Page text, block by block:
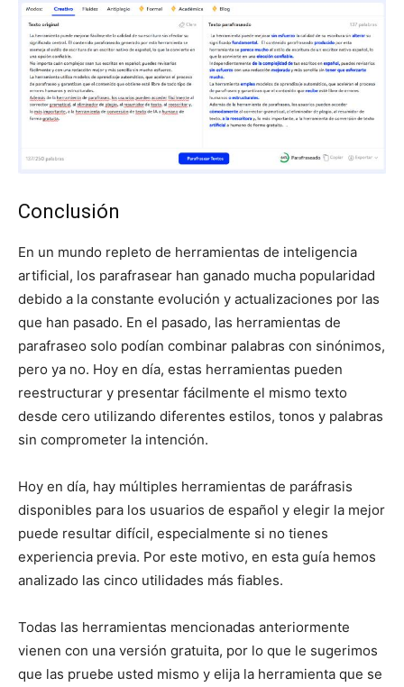
Conclusión
En un mundo repleto de herramientas de inteligencia
artificial, los parafrasear han ganado mucha popularidad
debido a la constante evolución y actualizaciones por las
que han pasado. En el pasado, las herramientas de
parafraseo solo podían combinar palabras con sinónimos,
pero ya no. Hoy en día, estas herramientas pueden
reestructurar y presentar fácilmente el mismo texto
desde cero utilizando diferentes estilos, tonos y palabras
sin comprometer la intención.
Hoy en día, hay múltiples herramientas de paráfrasis
disponibles para los usuarios de español y elegir la mejor
puede resultar difícil, especialmente si no tienes
experiencia previa. Por este motivo, en esta guía hemos
analizado las cinco utilidades más fiables.
Todas las herramientas mencionadas anteriormente
vienen con una versión gratuita, por lo que le sugerimos
que las pruebe usted mismo y elija la herramienta que se